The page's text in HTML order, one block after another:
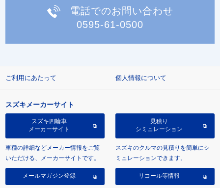
電話でのお問い合わせ
0595-61-0500
ご利用にあたって 個人情報について
スズキメーカーサイト
スズキ四輪車
メーカーサイト
車種の詳細などメーカー情報をご覧
いただける、メーカーサイトです。
見積り
シミュレーション
スズキのクルマの見積りを簡単にシ
ミュレーションできます。
メールマガジン登録 リコール等情報